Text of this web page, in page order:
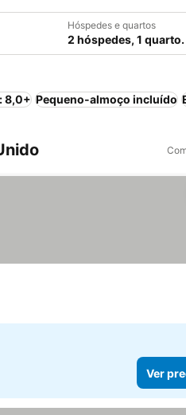
Hóspedes e quartos
2 hóspedes, 1 quarto.
8,0+ Pequeno-almoço incluído
Ver